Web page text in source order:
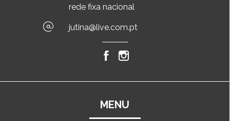
rede fixa nacional
jutina@live.com.pt
MENU